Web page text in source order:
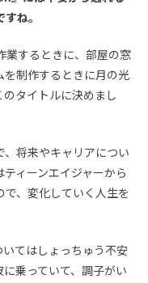
ね。
業するときに、部屋の窓
を制作するときに月の光
タイトルに決めまし
、将来やキャリアについ
ィーンエイジャーから
、変化していく人生を
いてはしょっちゅう不安
乗っていて、調子がい